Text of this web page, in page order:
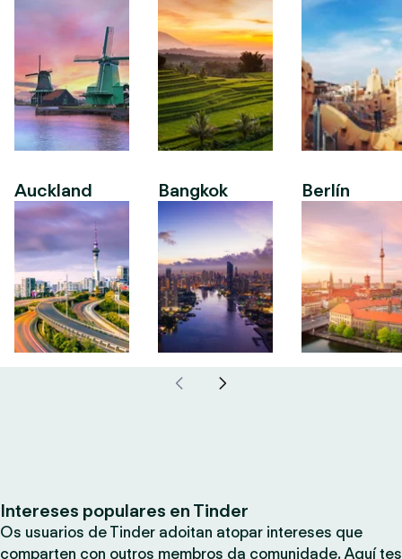
Auckland Bangkok Berlín
Intereses populares en Tinder
Os usuarios de Tinder adoitan atopar intereses que
comparten con outros membros da comunidade. Aquí tes